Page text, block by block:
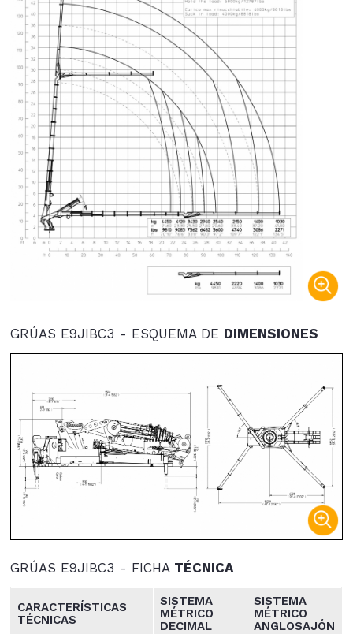
GRÚAS E9JIBC3 - ESQUEMA DE DIMENSIONES
GRÚAS E9JIBC3 - FICHA TÉCNICA
CARACTERÍSTICAS
TÉCNICAS
SISTEMA
MÉTRICO
DECIMAL
SISTEMA
MÉTRICO
ANGLOSAJÓN